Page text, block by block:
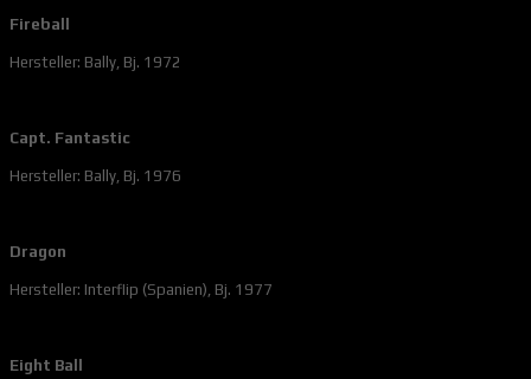
Fireball
Hersteller: Bally, Bj. 1972
Capt. Fantastic
Hersteller: Bally, Bj. 1976
Dragon
Hersteller: Interflip (Spanien), Bj. 1977
Eight Ball